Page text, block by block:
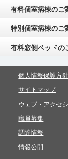
有料個室病棟のご
特別個室病棟のご
有料窓側ベッドの
個人情報保護方針
サイトマップ
ウェブ・アクセ
職員募集
調達情報
情報公開